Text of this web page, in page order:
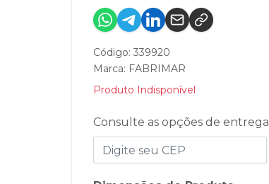
Código: 339920
Marca: FABRIMAR
Produto Indisponível
Consulte as opções de entrega